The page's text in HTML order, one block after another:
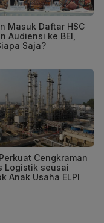
Masuk Daftar HSC
Audiensi ke BEI,
Saja?
Cengkraman
Logistik seusai
Anak Usaha ELPI